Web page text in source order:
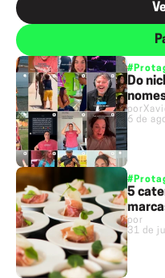
Do
por
6 de
5
por
31 de